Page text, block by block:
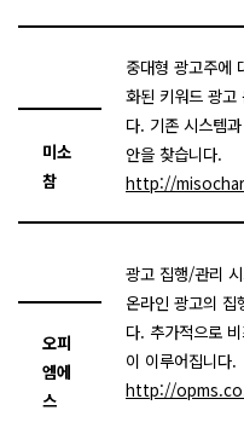
중대형 광고주에
화된 키워드 광고
다. 기존 시스템
안을 찾습니다.
http://
미소
참
광고 집행/관리
온라인 광고의 집
다. 추가적으로
이 이루어집니다.
http://
오피
엠에
스